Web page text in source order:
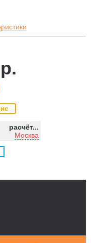
расчёт...
Москва